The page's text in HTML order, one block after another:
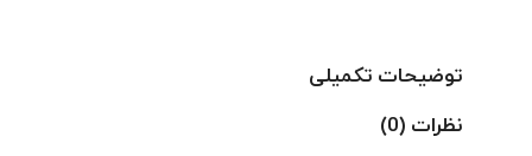
توضیحات تکمیلی
نظرات (0)